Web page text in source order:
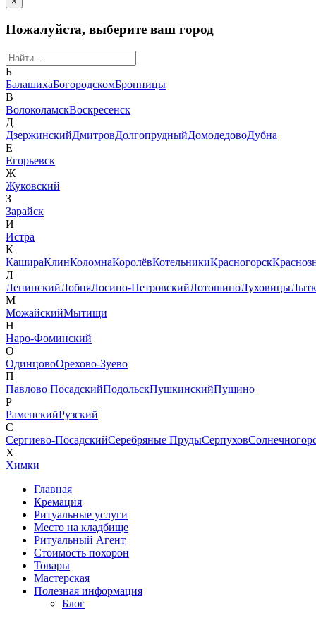
Пожалуйста, выберите ваш город
Б
БалашихаБогородскомБронницы
В
ВолоколамскВоскресенск
Д
ДзержинскийДмитровДолгопрудныйДомодедовоДубна
Е
Егорьевск
Ж
Жуковский
З
Зарайск
И
Истра
К
КашираКлинКоломнаКоролёвКотельникиКрасногорск
Л
ЛенинскийЛобняЛосино-ПетровскийЛотошиноЛуховицы
М
МожайскийМытищи
Н
Наро-Фоминский
О
ОдинцовоОрехово-Зуево
П
Павлово ПосадскийПодольскПушкинскийПущино
Р
РаменскийРузский
С
Сергиево-ПосадскийСеребряные ПрудыСерпухов
Х
Химки
Главная
Кремация
Ритуальные услуги
Место на кладбище
Ритуальный Агент
Стоимость похорон
Товары
Мастерская
Полезная информация
Блог